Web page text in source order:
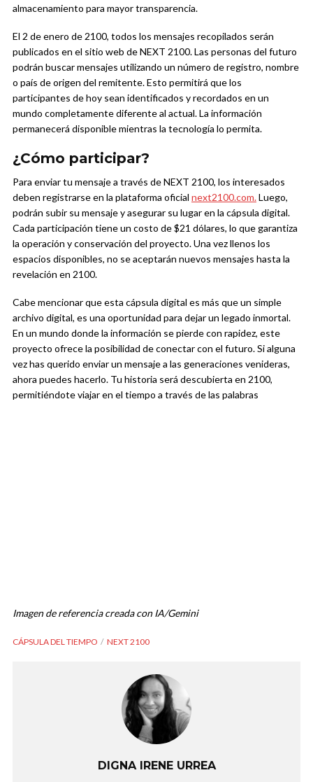
almacenamiento para mayor transparencia.
El 2 de enero de 2100, todos los mensajes recopilados serán
publicados en el sitio web de NEXT 2100. Las personas del futuro
podrán buscar mensajes utilizando un número de registro, nombre
o país de origen del remitente. Esto permitirá que los
participantes de hoy sean identificados y recordados en un
mundo completamente diferente al actual. La información
permanecerá disponible mientras la tecnología lo permita.
¿Cómo participar?
Para enviar tu mensaje a través de NEXT 2100, los interesados
deben registrarse en la plataforma oficial next2100.com.Luego,
podrán subir su mensaje y asegurar su lugar en la cápsula digital.
Cada participación tiene un costo de $21 dólares, lo que garantiza
la operación y conservación del proyecto. Una vez llenos los
espacios disponibles, no se aceptarán nuevos mensajes hasta la
revelación en 2100.
Cabe mencionar que esta cápsula digital es más que un simple
archivo digital, es una oportunidad para dejar un legado inmortal.
En un mundo donde la información se pierde con rapidez, este
proyecto ofrece la posibilidad de conectar con el futuro. Si alguna
vez has querido enviar un mensaje a las generaciones venideras,
ahora puedes hacerlo. Tu historia será descubierta en 2100,
permitiéndote viajar en el tiempo a través de las palabras
Imagen de referencia creada con IA/Gemini
CÁPSULA DEL TIEMPO NEXT 2100
DIGNA IRENE URREA